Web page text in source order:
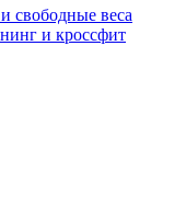
свободные веса
и кроссфит